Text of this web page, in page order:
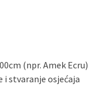
(npr. Amek Ecru)
i stvaranje osjećaja